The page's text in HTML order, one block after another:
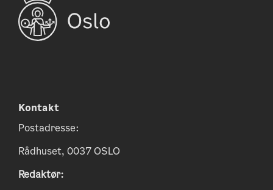
Kontakt
Postadresse:
Rådhuset, 0037 OSLO
Redaktør: